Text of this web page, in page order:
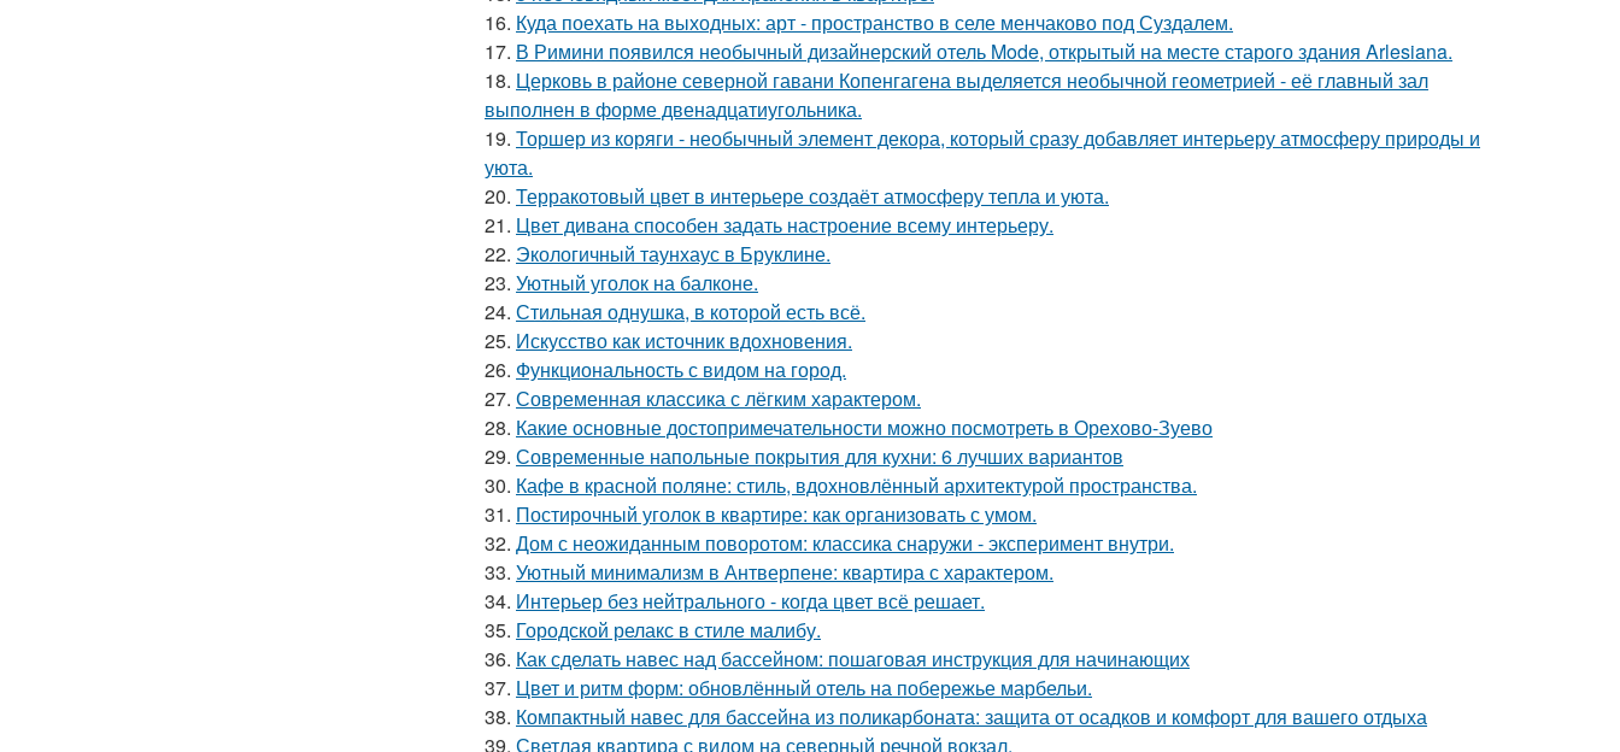
16. Куда поехать на выходных: арт - пространство в селе менчаково под Суздалем.
17. В Римини появился необычный дизайнерский отель Mode, открытый на месте старого здания Arlesiana.
18. Церковь в районе северной гавани Копенгагена выделяется необычной геометрией - её главный зал
выполнен в форме двенадцатиугольника.
19. Торшер из коряги - необычный элемент декора, который сразу добавляет интерьеру атмосферу природы и
уюта.
20. Терракотовый цвет в интерьере создаёт атмосферу тепла и уюта.
21. Цвет дивана способен задать настроение всему интерьеру.
22. Экологичный таунхаус в Бруклине.
23. Уютный уголок на балконе.
24. Стильная однушка, в которой есть всё.
25. Искусство как источник вдохновения.
26. Функциональность с видом на город.
27. Современная классика с лёгким характером.
28. Какие основные достопримечательности можно посмотреть в Орехово-Зуево
29. Современные напольные покрытия для кухни: 6 лучших вариантов
30. Кафе в красной поляне: стиль, вдохновлённый архитектурой пространства.
31. Постирочный уголок в квартире: как организовать с умом.
32. Дом с неожиданным поворотом: классика снаружи - эксперимент внутри.
33. Уютный минимализм в Антверпене: квартира с характером.
34. Интерьер без нейтрального - когда цвет всё решает.
35. Городской релакс в стиле малибу.
36. Как сделать навес над бассейном: пошаговая инструкция для начинающих
37. Цвет и ритм форм: обновлённый отель на побережье марбельи.
38. Компактный навес для бассейна из поликарбоната: защита от осадков и комфорт для вашего отдыха
39. Светлая квартира с видом на северный речной вокзал.